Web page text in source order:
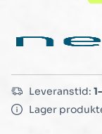
Leveranstid:
Lager